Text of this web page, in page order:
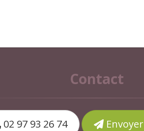
Contact
02 97 93 26 74